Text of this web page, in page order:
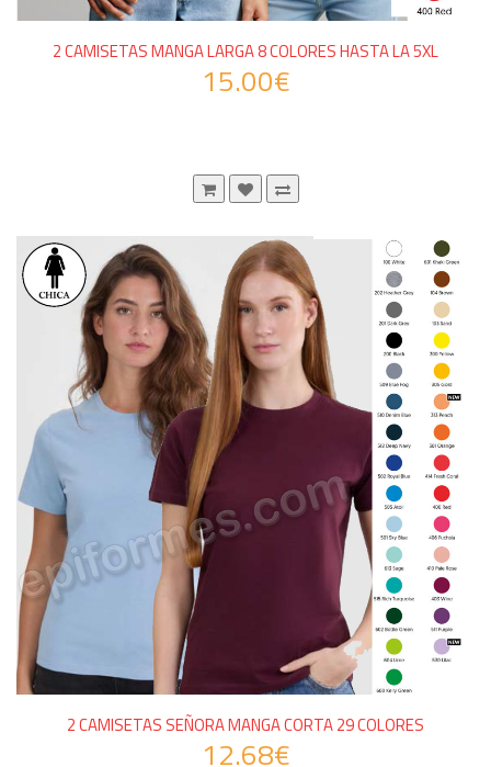
2 CAMISETAS MANGA LARGA 8 COLORES HASTA LA 5XL
15.00€
2 CAMISETAS SEÑORA MANGA CORTA 29 COLORES
12.68€